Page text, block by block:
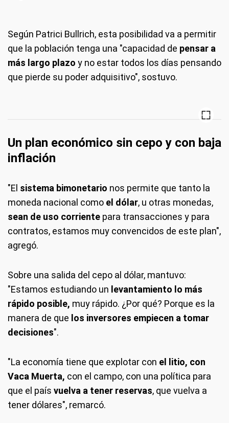
Según Patrici Bullrich, esta posibilidad va a permitir
que la población tenga una "capacidad de pensar a
más largo plazo y no estar todos los días pensando
que pierde su poder adquisitivo", sostuvo.
Un plan económico sin cepo y con baja
inflación
"El sistema bimonetario nos permite que tanto la
moneda nacional como el dólar, u otras monedas,
sean de uso corriente para transacciones y para
contratos, estamos muy convencidos de este plan",
agregó.
Sobre una salida del cepo al dólar, mantuvo:
"Estamos estudiando un levantamiento lo más
rápido posible, muy rápido. ¿Por qué? Porque es la
manera de que los inversores empiecen a tomar
decisiones".
"La economía tiene que explotar con el litio, con
Vaca Muerta, con el campo, con una política para
que el país vuelva a tener reservas, que vuelva a
tener dólares", remarcó.